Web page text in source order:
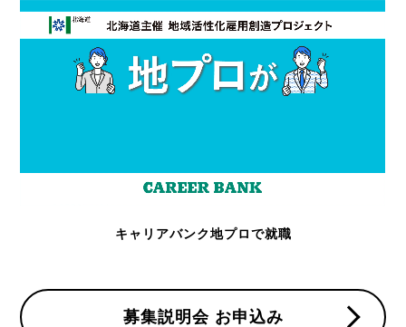
キャリアバンク地プロで就職
募集説明会 お申込み